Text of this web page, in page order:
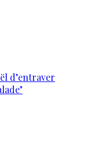
d’entraver